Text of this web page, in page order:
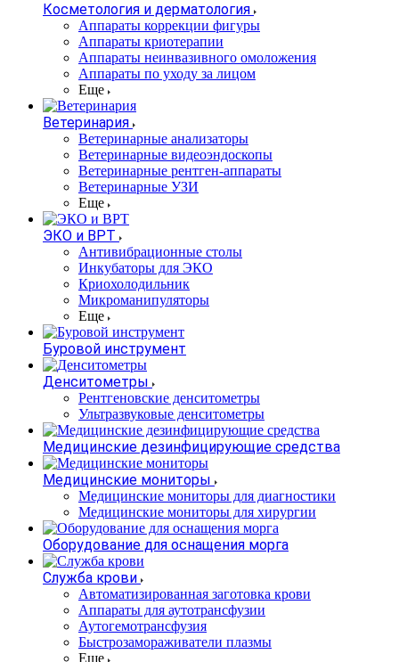
Косметология и дерматология
Аппараты коррекции фигуры
Аппараты криотерапии
Аппараты неинвазивного омоложения
Аппараты по уходу за лицом
Еще
Ветеринария
Ветеринарные анализаторы
Ветеринарные видеоэндоскопы
Ветеринарные рентген-аппараты
Ветеринарные УЗИ
Еще
ЭКО и ВРТ
Антивибрационные столы
Инкубаторы для ЭКО
Криохолодильник
Микроманипуляторы
Еще
Буровой инструмент
Денситометры
Рентгеновские денситометры
Ультразвуковые денситометры
Медицинские дезинфицирующие средства
Медицинские мониторы
Медицинские мониторы для диагностики
Медицинские мониторы для хирургии
Оборудование для оснащения морга
Служба крови
Автоматизированная заготовка крови
Аппараты для аутотрансфузии
Аутогемотрансфузия
Быстрозамораживатели плазмы
Еще